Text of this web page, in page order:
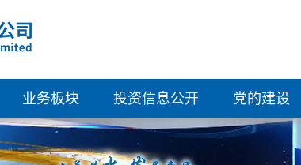
业务板块
清洁能源
投资信息公开
概览
党的建设
组织架构